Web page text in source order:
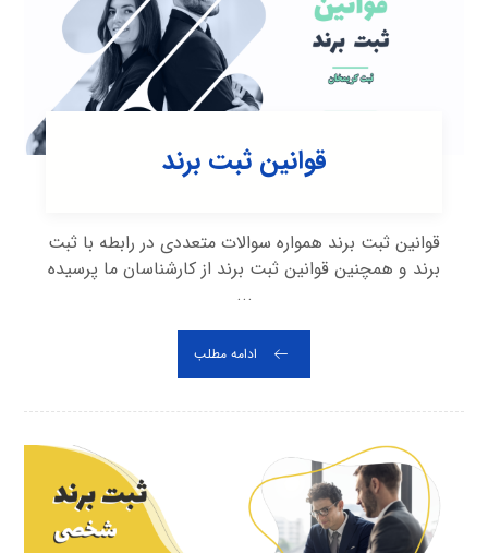
قوانین ثبت برند
قوانین ثبت برند همواره سوالات متعددی در رابطه با ثبت
برند و همچنین قوانین ثبت برند از کارشناسان ما پرسیده
...
ادامه مطلب